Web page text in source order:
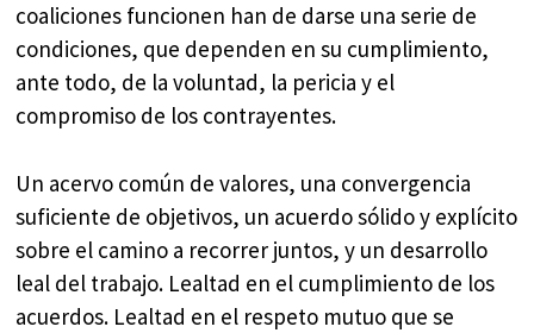
coaliciones funcionen han de darse una serie de
condiciones, que dependen en su cumplimiento,
ante todo, de la voluntad, la pericia y el
compromiso de los contrayentes.
Un acervo común de valores, una convergencia
suficiente de objetivos, un acuerdo sólido y explícito
sobre el camino a recorrer juntos, y un desarrollo
leal del trabajo. Lealtad en el cumplimiento de los
acuerdos. Lealtad en el respeto mutuo que se